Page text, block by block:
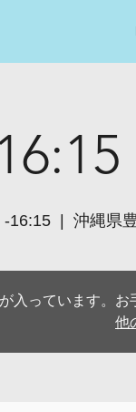
-16:15
  |
沖縄県
入っています。
他